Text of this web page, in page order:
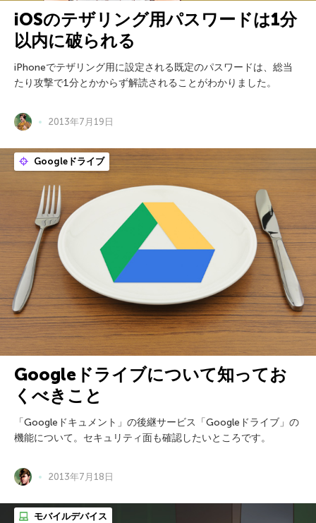
iOSのテザリング用パスワードは1分
以内に破られる
iPhoneでテザリング用に設定される既定のパスワードは、総当
たり攻撃で1分とかからず解読されることがわかりました。
2013年7月19日
Googleドライブ
Googleドライブについて知ってお
くべきこと
「Googleドキュメント」の後継サービス「Googleドライブ」の
機能について。セキュリティ面も確認したいところです。
2013年7月18日
モバイルデバイス